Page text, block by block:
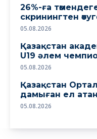
26%-ға
скринингтен
05.08.2026
Қазақстан
U19 әлем
05.08.2026
Қазақстан
дамыған ел
05.08.2026